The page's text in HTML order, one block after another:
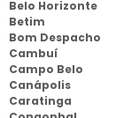
Belo Horizonte
Betim
Bom Despacho
Cambuí
Campo Belo
Canápolis
Caratinga